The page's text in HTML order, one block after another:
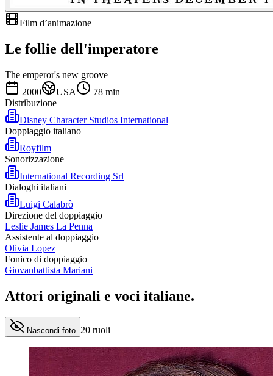
Film d’animazione
Le follie dell'imperatore
The emperor's new groove
2000
USA 78 min
Distribuzione
Disney Character Studios International
Doppiaggio italiano
Royfilm
Sonorizzazione
International Recording Srl
Dialoghi italiani
Luigi Calabrò
Direzione del doppiaggio
Leslie James La Penna
Assistente al doppiaggio
Olivia Lopez
Fonico di doppiaggio
Giovanbattista Mariani
Attori originali e voci italiane.
Nascondi foto 20 ruoli